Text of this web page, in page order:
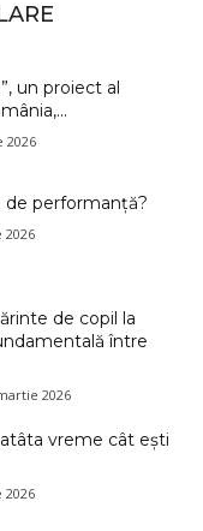
un proiect al
2026
de performanță?
2026
de copil la
între
2026
vreme cât ești
2026